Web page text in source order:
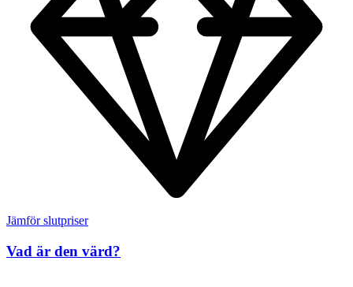
Jämför slutpriser
Vad är den värd?